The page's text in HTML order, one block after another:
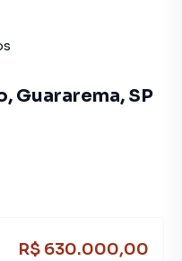
Guararema, SP
R$ 630.000,00